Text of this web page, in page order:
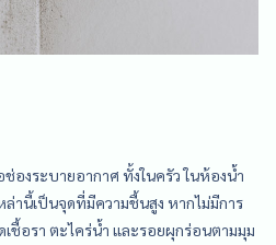
องระบายอากาศ ทั้งในครัว ในห้องน้ำ
านี้เป็นจุดที่มีความชื้นสูง หากไม่มีการ
ชื้อรา ตะไคร่น้ำ และรอยผุกร่อนตามมุม